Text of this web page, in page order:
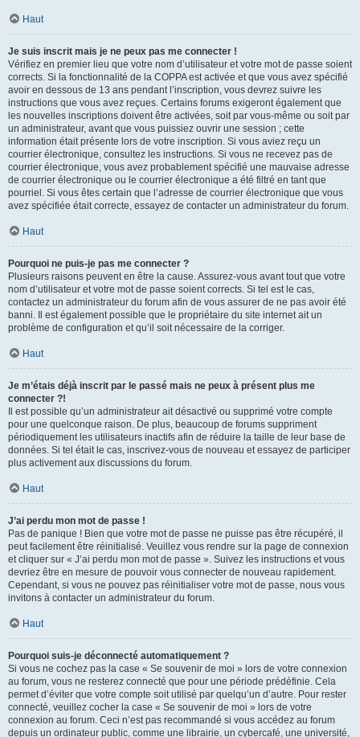
Haut
Je suis inscrit mais je ne peux pas me connecter !
Vérifiez en premier lieu que votre nom d’utilisateur et votre mot de passe soient
corrects. Si la fonctionnalité de la COPPA est activée et que vous avez spécifié
avoir en dessous de 13 ans pendant l’inscription, vous devrez suivre les
instructions que vous avez reçues. Certains forums exigeront également que
les nouvelles inscriptions doivent être activées, soit par vous-même ou soit par
un administrateur, avant que vous puissiez ouvrir une session ; cette
information était présente lors de votre inscription. Si vous aviez reçu un
courrier électronique, consultez les instructions. Si vous ne recevez pas de
courrier électronique, vous avez probablement spécifié une mauvaise adresse
de courrier électronique ou le courrier électronique a été filtré en tant que
pourriel. Si vous êtes certain que l’adresse de courrier électronique que vous
avez spécifiée était correcte, essayez de contacter un administrateur du forum.
Haut
Pourquoi ne puis-je pas me connecter ?
Plusieurs raisons peuvent en être la cause. Assurez-vous avant tout que votre
nom d’utilisateur et votre mot de passe soient corrects. Si tel est le cas,
contactez un administrateur du forum afin de vous assurer de ne pas avoir été
banni. Il est également possible que le propriétaire du site internet ait un
problème de configuration et qu’il soit nécessaire de la corriger.
Haut
Je m’étais déjà inscrit par le passé mais ne peux à présent plus me
connecter ?!
Il est possible qu’un administrateur ait désactivé ou supprimé votre compte
pour une quelconque raison. De plus, beaucoup de forums suppriment
périodiquement les utilisateurs inactifs afin de réduire la taille de leur base de
données. Si tel était le cas, inscrivez-vous de nouveau et essayez de participer
plus activement aux discussions du forum.
Haut
J’ai perdu mon mot de passe !
Pas de panique ! Bien que votre mot de passe ne puisse pas être récupéré, il
peut facilement être réinitialisé. Veuillez vous rendre sur la page de connexion
et cliquer sur « J’ai perdu mon mot de passe ». Suivez les instructions et vous
devriez être en mesure de pouvoir vous connecter de nouveau rapidement.
Cependant, si vous ne pouvez pas réinitialiser votre mot de passe, nous vous
invitons à contacter un administrateur du forum.
Haut
Pourquoi suis-je déconnecté automatiquement ?
Si vous ne cochez pas la case « Se souvenir de moi » lors de votre connexion
au forum, vous ne resterez connecté que pour une période prédéfinie. Cela
permet d’éviter que votre compte soit utilisé par quelqu’un d’autre. Pour rester
connecté, veuillez cocher la case « Se souvenir de moi » lors de votre
connexion au forum. Ceci n’est pas recommandé si vous accédez au forum
depuis un ordinateur public, comme une librairie, un cybercafé, une université,